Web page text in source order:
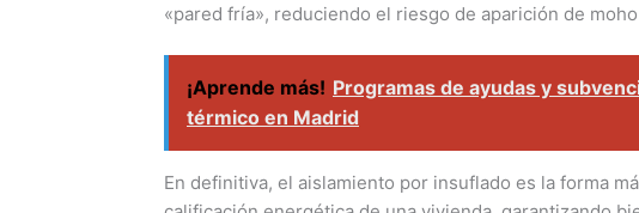
«pared fría», reduciendo el riesgo de aparición de
¡Aprende más! Programas de ayudas y
térmico en Madrid
En definitiva, el aislamiento por insuflado es la forma